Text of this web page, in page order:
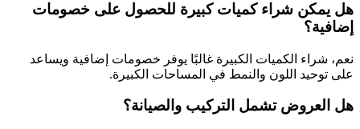
هل يمكن شراء كميات كبيرة للحصول على خصومات
إضافية؟
نعم، شراء الكميات الكبيرة غالبًا يوفر خصومات إضافية ويساعد
على توحيد اللون والنمط في المساحات الكبيرة.
هل العروض تشمل التركيب والصيانة؟